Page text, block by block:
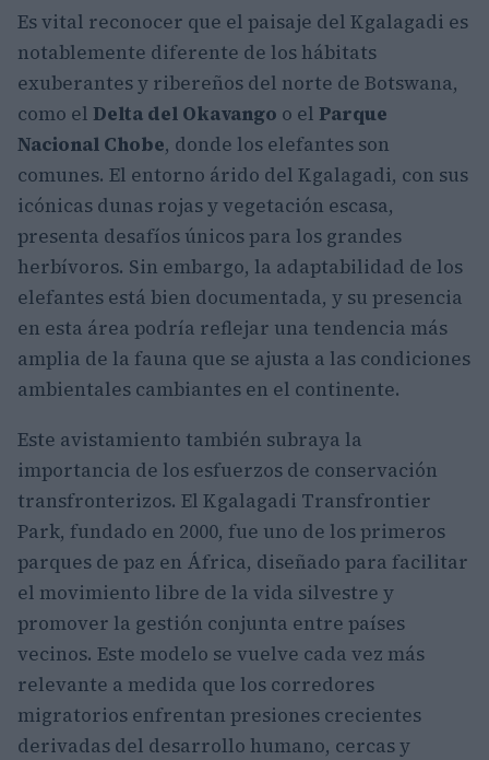
Es vital reconocer que el paisaje del Kgalagadi es
notablemente diferente de los hábitats
exuberantes y ribereños del norte de Botswana,
como el Delta del Okavango o el Parque
Nacional Chobe, donde los elefantes son
comunes. El entorno árido del Kgalagadi, con sus
icónicas dunas rojas y vegetación escasa,
presenta desafíos únicos para los grandes
herbívoros. Sin embargo, la adaptabilidad de los
elefantes está bien documentada, y su presencia
en esta área podría reflejar una tendencia más
amplia de la fauna que se ajusta a las condiciones
ambientales cambiantes en el continente.
Este avistamiento también subraya la
importancia de los esfuerzos de conservación
transfronterizos. El Kgalagadi Transfrontier
Park, fundado en 2000, fue uno de los primeros
parques de paz en África, diseñado para facilitar
el movimiento libre de la vida silvestre y
promover la gestión conjunta entre países
vecinos. Este modelo se vuelve cada vez más
relevante a medida que los corredores
migratorios enfrentan presiones crecientes
derivadas del desarrollo humano, cercas y